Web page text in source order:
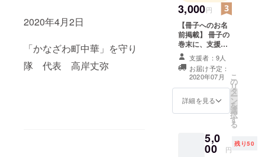
2020年4月2日
「かなざわ町中華」を守り
隊 代表 高岸丈弥
3,000円
【冊子へのお名
前掲載】 冊子の
巻末に、支援者
様のお名前また
はニックネーム
を掲載させてい
ただきます（支
援額に応じて、
文字の大きさは
前をご記入くだ
支援者：9人
お届け予定：
2020年07月
詳細を見る
こ
の
リ
タ
ー
ン
を
選
択
す
る
5,0
00 円
残り50